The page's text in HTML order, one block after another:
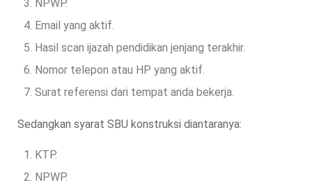
NPWP.
Email yang aktif.
Hasil scan ijazah pendidikan jenjang terakhir.
Nomor telepon atau HP yang aktif.
Surat referensi dari tempat anda bekerja.
Sedangkan syarat SBU konstruksi diantaranya:
KTP.
NPWP.